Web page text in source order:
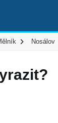
Nosálov